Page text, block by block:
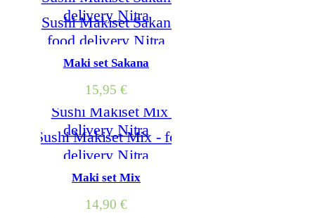
Maki set Sakana
15,95 €
Maki set Mix
14,90 €